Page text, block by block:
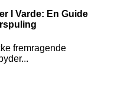
I Varde: En Guide
fremragende